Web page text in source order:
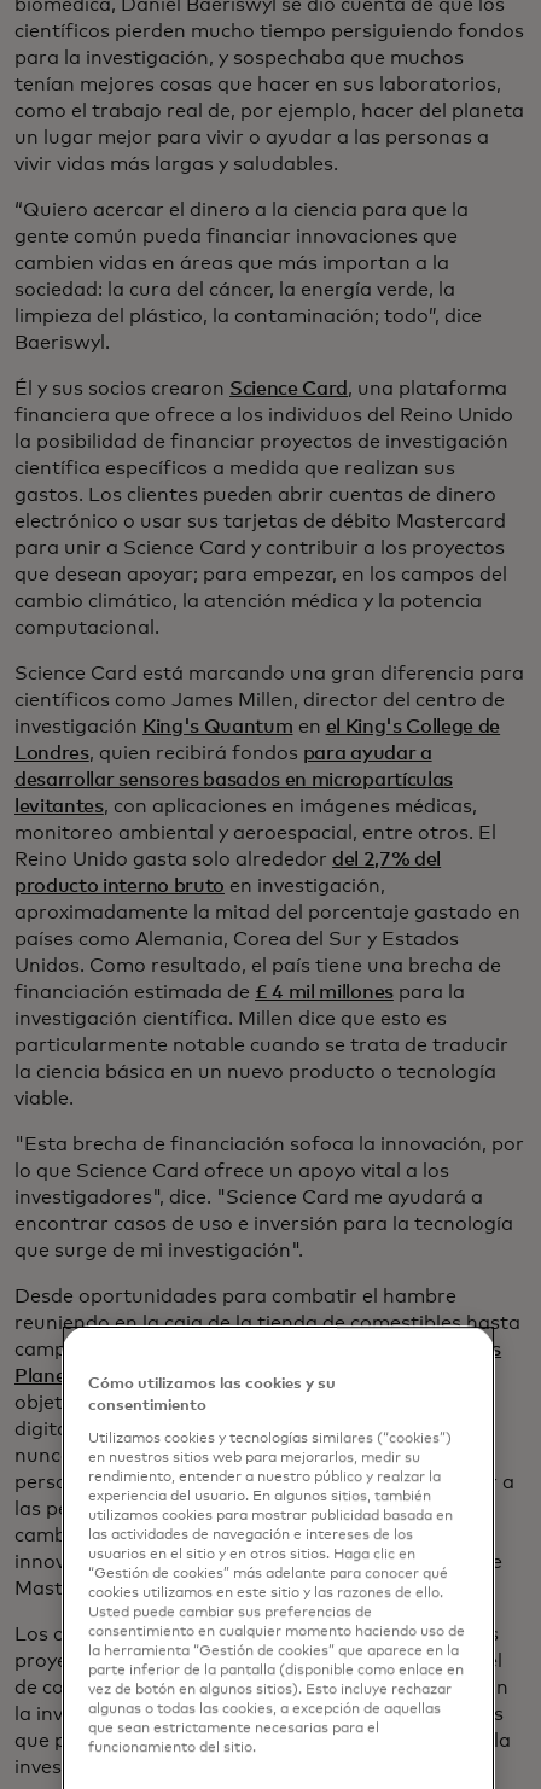
biomédica, Daniel Baeriswyl se dio cuenta de que los
científicos pierden mucho tiempo persiguiendo fondos
para la investigación, y sospechaba que muchos
tenían mejores cosas que hacer en sus laboratorios,
como el trabajo real de, por ejemplo, hacer del planeta
un lugar mejor para vivir o ayudar a las personas a
vivir vidas más largas y saludables.
“Quiero acercar el dinero a la ciencia para que la
gente común pueda financiar innovaciones que
cambien vidas en áreas que más importan a la
sociedad: la cura del cáncer, la energía verde, la
limpieza del plástico, la contaminación; todo”, dice
Baeriswyl.
Él y sus socios crearon Science Card , una plataforma
financiera que ofrece a los individuos del Reino Unido
la posibilidad de financiar proyectos de investigación
científica específicos a medida que realizan sus
gastos. Los clientes pueden abrir cuentas de dinero
electrónico o usar sus tarjetas de débito Mastercard
para unir a Science Card y contribuir a los proyectos
que desean apoyar; para empezar, en los campos del
cambio climático, la atención médica y la potencia
computacional.
Science Card está marcando una gran diferencia para
científicos como James Millen, director del centro de
investigación King's Quantum en el King's College de
Londres, quien recibirá fondos para ayudar a
desarrollar sensores basados en micropartículas
levitantes, con aplicaciones en imágenes médicas,
monitoreo ambiental y aeroespacial, entre otros. El
Reino Unido gasta solo alrededor del 2,7% del
producto interno bruto en investigación,
aproximadamente la mitad del porcentaje gastado en
países como Alemania, Corea del Sur y Estados
Unidos. Como resultado, el país tiene una brecha de
financiación estimada de £ 4 mil millonespara la
investigación científica. Millen dice que esto es
particularmente notable cuando se trata de traducir
la ciencia básica en un nuevo producto o tecnología
viable.
"Esta brecha de financiación sofoca la innovación, por
lo que Science Card ofrece un apoyo vital a los
investigadores", dice. "Science Card me ayudará a
encontrar casos de uso e inversión para la tecnología
que surge de mi investigación".
Desde oportunidades para combatir el hambre
reuniendo en la caja de la tienda de comestibles hasta
campañas de consumo a gran escala como
Priceless
Planet Coalitionde Mastercard, que tiene como
objetivo restaurar 100 millones de árboles, la
digitalización está haciendo que sea más fácil que
nunca vincular los pagos con las pasiones de las
personas. "Asociaciones como estas pueden ayudar a
las personas a convertir el cambio sobrante en un
cambio real y realizar inversiones significativas en
innovaciones revolucionarias", dice Simon Forbes de
Mastercard, presidente del Reino Unido e Irlanda.
Los clientes de Science Card pueden elegir entre los
proyectos disponibles, que se presentan en un panel
de control con videos y otros materiales que explican
la investigación. Una de sus principales beneficios es
que permite a las personas financiar directamente la
investigación que les interesa, aunque solo puedan
Cómo utilizamos las cookies y su
consentimiento
Utilizamos cookies y tecnologías similares (“cookies”)
en nuestros sitios web para mejorarlos, medir su
rendimiento, entender a nuestro público y realzar la
experiencia del usuario. En algunos sitios, también
utilizamos cookies para mostrar publicidad basada en
las actividades de navegación e intereses de los
usuarios en el sitio y en otros sitios. Haga clic en
“Gestión de cookies” más adelante para conocer qué
cookies utilizamos en este sitio y las razones de ello.
Usted puede cambiar sus preferencias de
consentimiento en cualquier momento haciendo uso de
la herramienta “Gestión de cookies” que aparece en la
parte inferior de la pantalla (disponible como enlace en
vez de botón en algunos sitios). Esto incluye rechazar
algunas o todas las cookies, a excepción de aquellas
que sean estrictamente necesarias para el
funcionamiento del sitio.